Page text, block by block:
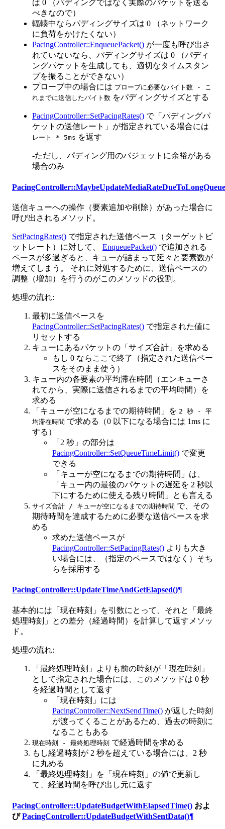
は 0 （パディングではなく実際のパケットを送る
べきなので）
輻輳中ならパディングサイズは 0 （ネットワーク
に負荷をかけたくない）
PacingController::EnqueuePacket() が一度も呼び出さ
れていないなら、パディングサイズは 0 （パディ
ングパケットを生成しても、適切なタイムスタン
プを振ることができない）
プローブ中の場合には プローブに必要なバイト数 - こ
れまでに送信したバイト数 をパディングサイズとする
PacingController::SetPacingRates() で「パディングパ
ケットの送信レート」が指定されている場合には
レート * 5ms を返す
-ただし、パディング用のバジェットに余裕がある
場合のみ
送信キューへの操作（要素追加や削除）があった場合に
呼び出されるメソッド。
SetPacingRates() で指定された送信ペース（ターゲットビ
ットレート）に対して、 EnqueuePacket() で追加される
ペースが多過ぎると、キューが詰まって延々と要素数が
増えてしまう。 それに対処するために、送信ペースの
調整（増加）を行うのがこのメソッドの役割。
処理の流れ:
最初に送信ペースを
PacingController::SetPacingRates() で指定された値に
リセットする
キューにあるパケットの「サイズ合計」を求める
もし 0 ならここで終了（指定された送信ペー
スをそのまま使う）
キュー内の各要素の平均滞在時間（エンキューさ
れてから、実際に送信されるまでの平均時間）を
求める
「キューが空になるまでの期待時間」を 2 秒 - 平
均滞在時間 で求める（0 以下になる場合には 1ms に
する）
「2 秒」の部分は
PacingController::SetQueueTimeLimit() で変更
できる
「キューが空になるまでの期待時間」は、
「キュー内の最後のパケットの遅延を 2 秒以
下にするために使える残り時間」とも言える
サイズ合計 / キューが空になるまでの期待時間 で、その
期待時間を達成するために必要な送信ペースを求
める
求めた送信ペースが
PacingController::SetPacingRates() よりも大き
い場合には、（指定のペースではなく）そち
らを採用する
PacingController::UpdateTimeAndGetElapsed()¶
基本的には「現在時刻」を引数にとって、それと「最終
処理時刻」との差分（経過時間）を計算して返すメソッ
ド。
処理の流れ:
「最終処理時刻」よりも前の時刻が「現在時刻」
として指定された場合には、このメソッドは 0 秒
を経過時間として返す
「現在時刻」には
PacingController::NextSendTime() が返した時刻
が渡ってくることがあるため、過去の時刻に
なることもある
現在時刻 - 最終処理時刻 で経過時間を求める
もし経過時刻が 2 秒を超えている場合には、2 秒
に丸める
「最終処理時刻」を「現在時刻」の値で更新し
て、経過時間を呼び出し元に返す
PacingController::UpdateBudgetWithElapsedTime() およ
びPacingController::UpdateBudgetWithSentData()¶